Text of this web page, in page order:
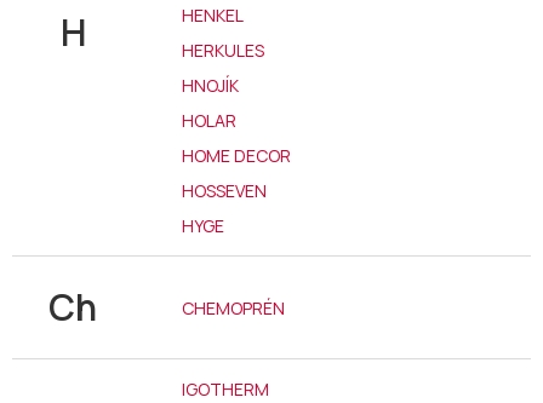
H
HENKEL
HERKULES
HNOJÍK
HOLAR
HOME DECOR
HOSSEVEN
HYGE
Ch CHEMOPRÉN
IGOTHERM